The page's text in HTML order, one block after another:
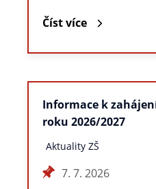
Číst více
Informace k
roku 2026/2027
Aktuality ZŠ
7. 7. 2026